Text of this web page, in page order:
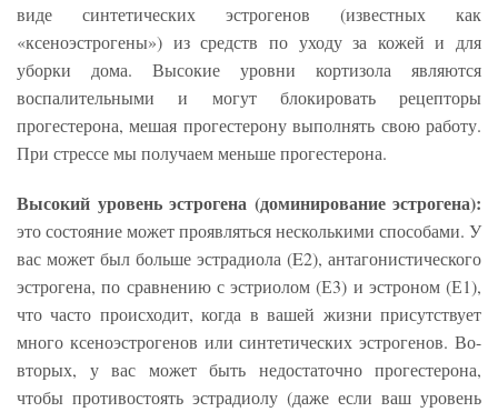
виде синтетических эстрогенов (известных как
«ксеноэстрогены») из средств по уходу за кожей и для
уборки дома. Высокие уровни кортизола являются
воспалительными и могут блокировать рецепторы
прогестерона, мешая прогестерону выполнять свою работу.
При стрессе мы получаем меньше прогестерона.
Высокий уровень эстрогена (доминирование эстрогена):
это состояние может проявляться несколькими способами. У
вас может был больше эстрадиола (E2), антагонистического
эстрогена, по сравнению с эстриолом (Е3) и эстроном (Е1),
что часто происходит, когда в вашей жизни присутствует
много ксеноэстрогенов или синтетических эстрогенов. Во-
вторых, у вас может быть недостаточно прогестерона,
чтобы противостоять эстрадиолу (даже если ваш уровень